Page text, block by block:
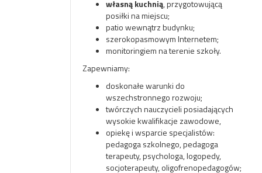
własną kuchnią, przygotowującą
posiłki na miejscu;
patio wewnątrz budynku;
szerokopasmowym Internetem;
monitoringiem na terenie szkoły.
Zapewniamy:
doskonałe warunki do
wszechstronnego rozwoju;
twórczych nauczycieli posiadających
wysokie kwalifikacje zawodowe,
opiekę i wsparcie specjalistów:
pedagoga szkolnego, pedagoga
terapeuty, psychologa, logopedy,
socjoterapeuty, oligofrenopedagogów;